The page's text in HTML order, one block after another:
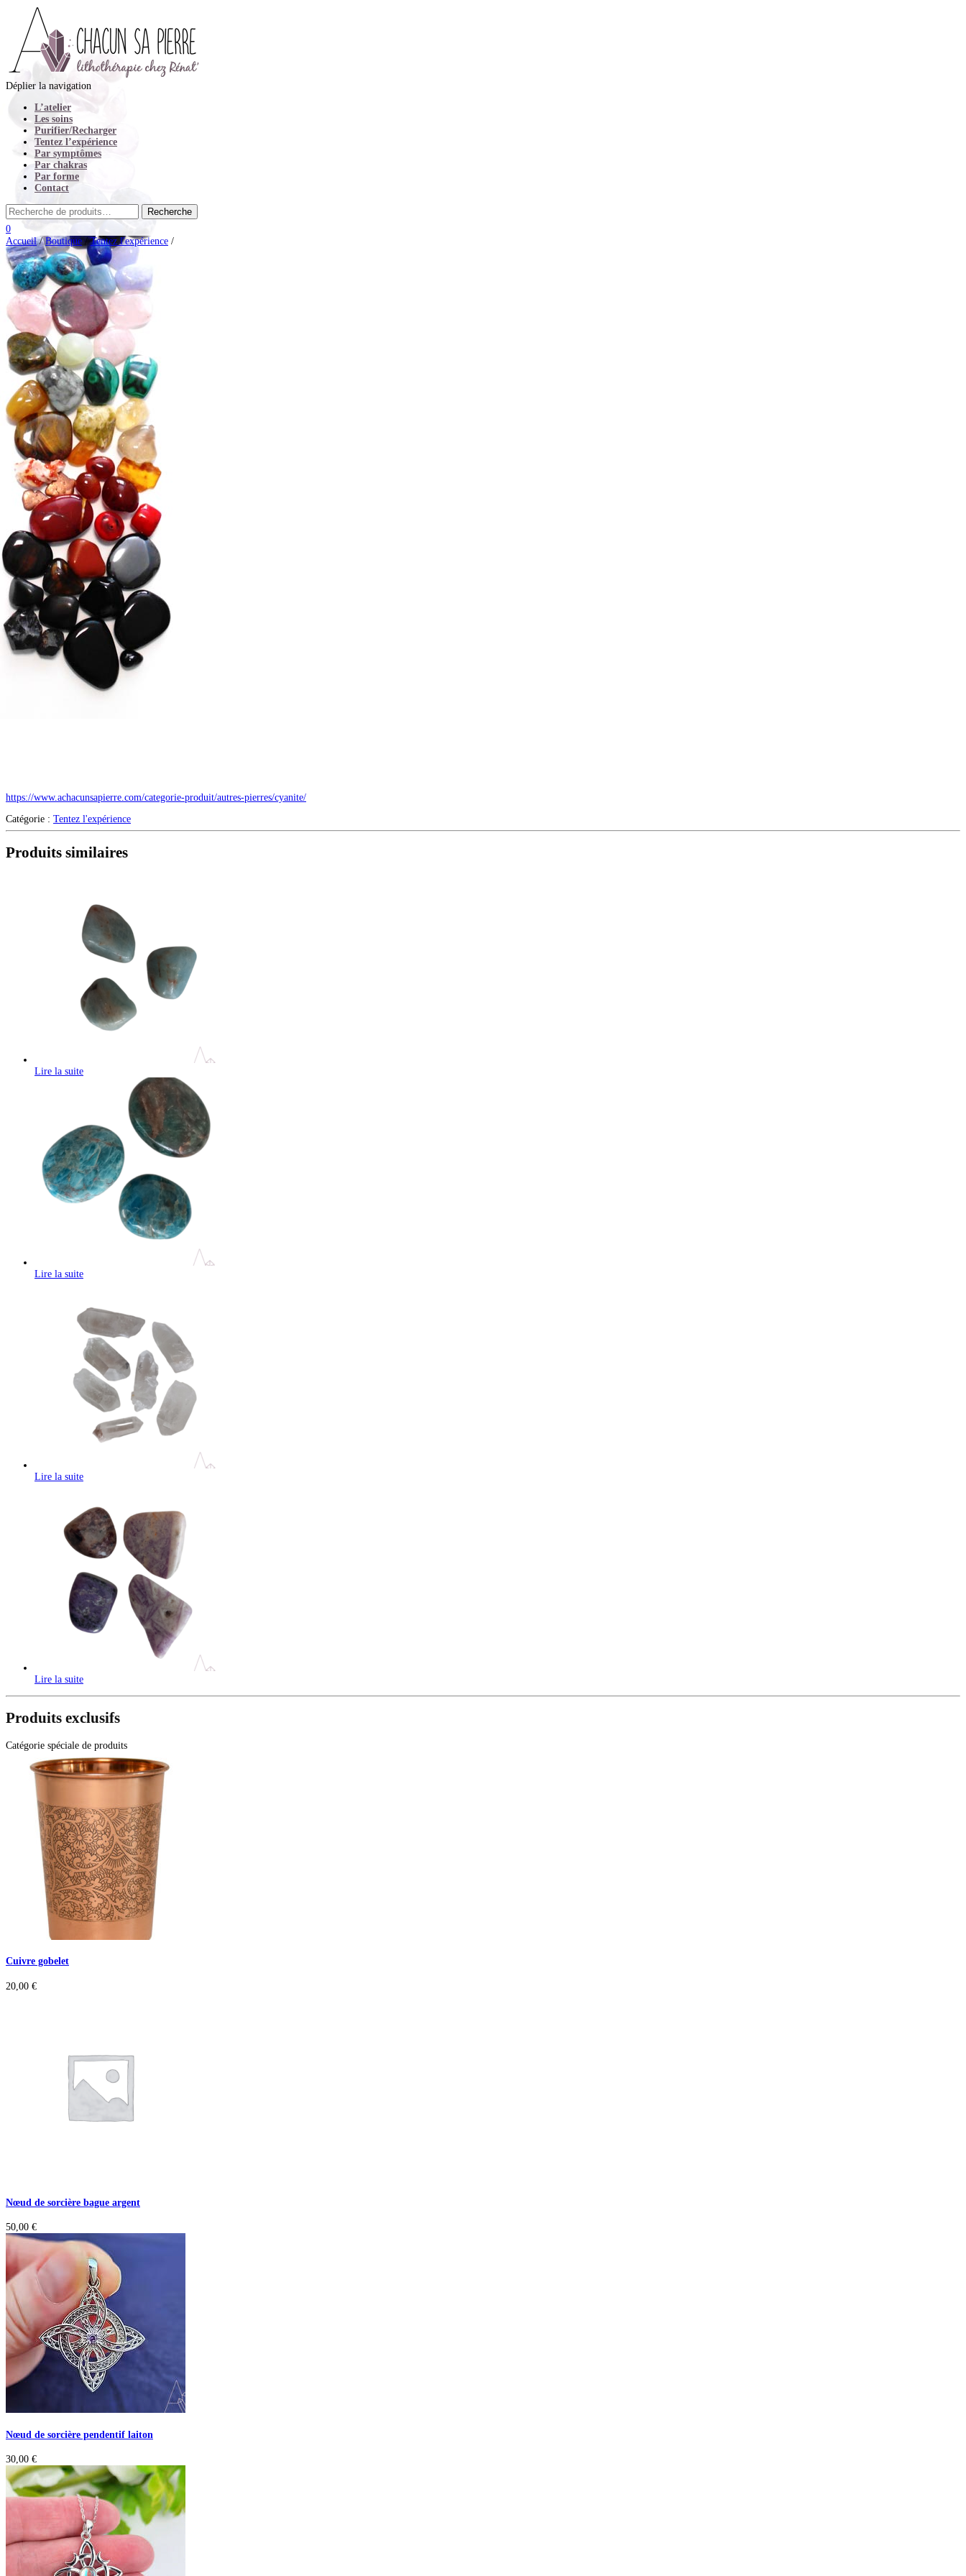
Déplier la navigation
L’atelier
Les soins
Purifier/Recharger
Tentez l’expérience
Par symptômes
Par chakras
Par forme
Contact
0
Accueil/Boutique/Tentez l'expérience /
https://www.achacunsapierre.com/categorie-produit/autres-pierres/cyanite/
Catégorie : Tentez l'expérience
Produits similaires
Lire la suite
Lire la suite
Lire la suite
Lire la suite
Produits exclusifs
Catégorie spéciale de produits
Cuivre gobelet
20,00 €
Nœud de sorcière bague argent
50,00 €
Nœud de sorcière pendentif laiton
30,00 €